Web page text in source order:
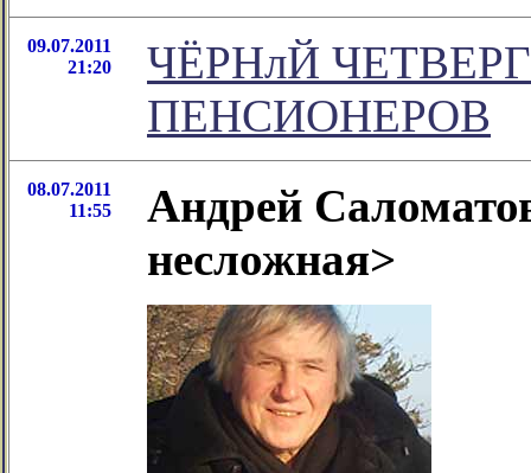
09.07.2011
21:20
ЧЁРНлЙ
ПЕНСИОНЕРОВ
08.07.2011
11:55
Андрей
несложная>